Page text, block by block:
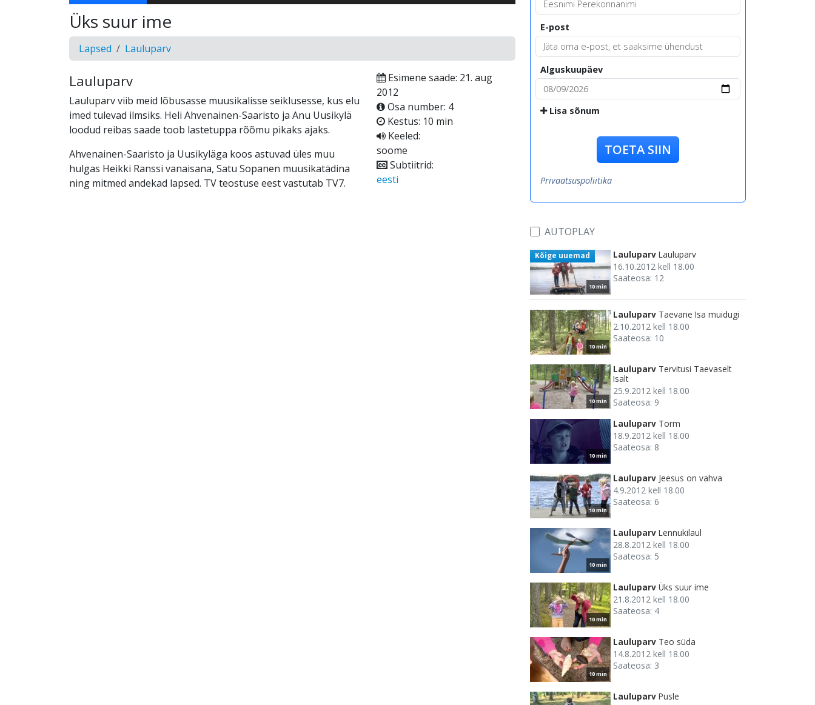
Üks suur ime
Lapsed Lauluparv
Lauluparv
Lauluparv viib meid lõbusasse muusikalisse seiklusesse, kus elu
imed tulevad ilmsiks. Heli Ahvenainen-Saaristo ja Anu Uusikylä
loodud reibas saade toob lastetuppa rõõmu pikaks ajaks.
Ahvenainen-Saaristo ja Uusikyläga koos astuvad üles muu
hulgas Heikki Ranssi vanaisana, Satu Sopanen muusikatädina
ning mitmed andekad lapsed. TV teostuse eest vastutab TV7.
Esimene saade: 21. aug
2012
Osa number: 4
Kestus: 10 min
Keeled:
soome
Subtiitrid:
eesti
E-post
Alguskuupäev
Lisa sõnum
TOETA SIIN
Privaatsuspoliitika
AUTOPLAY
10 min
Kõige uuemad Lauluparv Lauluparv
16.10.2012 kell 18.00
Saateosa: 12
10 min
Lauluparv Taevane Isa muidugi
2.10.2012 kell 18.00
Saateosa: 10
10 min
Lauluparv Tervitusi Taevaselt
Isalt
25.9.2012 kell 18.00
Saateosa: 9
10 min
Lauluparv Torm
18.9.2012 kell 18.00
Saateosa: 8
10 min
Lauluparv Jeesus on vahva
4.9.2012 kell 18.00
Saateosa: 6
10 min
Lauluparv Lennukilaul
28.8.2012 kell 18.00
Saateosa: 5
10 min
Lauluparv Üks suur ime
21.8.2012 kell 18.00
Saateosa: 4
10 min
Lauluparv Teo süda
14.8.2012 kell 18.00
Saateosa: 3
Lauluparv Pusle